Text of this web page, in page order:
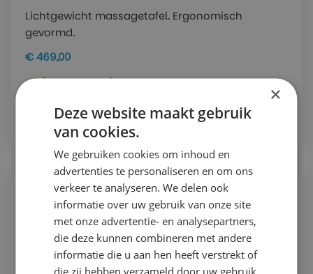
Lichtgewicht massagetafel. Ergonomisch
gevormd.
€ 469,00
in voorraad
Bekijk
×
Deze website maakt gebruik
van cookies.
We gebruiken cookies om inhoud en
advertenties te personaliseren en om ons
verkeer te analyseren. We delen ook
informatie over uw gebruik van onze site
met onze advertentie- en analysepartners,
die deze kunnen combineren met andere
informatie die u aan hen heeft verstrekt of
die zij hebben verzameld door uw gebruik